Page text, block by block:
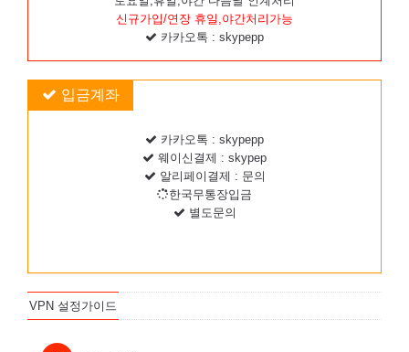
신규가입/연장 휴일,야간처리가능
카카오톡 : skypepp
입금계좌
카카오톡 : skypepp
웨이신결제 : skypep
알리페이결제 : 문의
한국무통장입금
별도문의
VPN 설정가이드